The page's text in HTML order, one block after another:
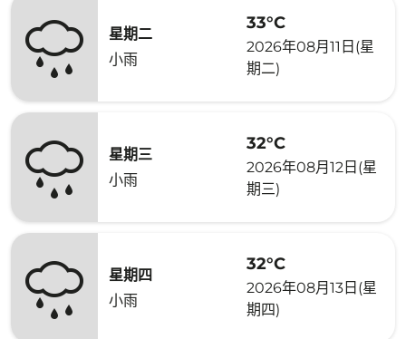
星期二
小雨
33°C
2026年08月11日(星
期二)
星期三
小雨
32°C
2026年08月12日(星
期三)
星期四
小雨
32°C
2026年08月13日(星
期四)